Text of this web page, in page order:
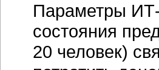
Параметры
состояния
20 человек)